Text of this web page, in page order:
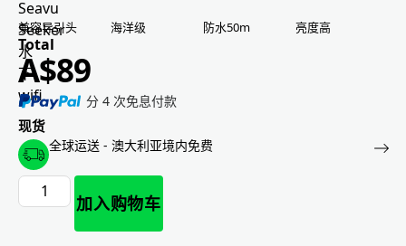
兼容导引头 海洋级 防水50m 亮度高
A$89
分 4 次免息付款
现货
全球运送 - 澳大利亚境内免费
加入购物车